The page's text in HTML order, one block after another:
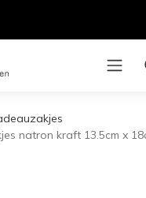
natron kraft 13.5cm x